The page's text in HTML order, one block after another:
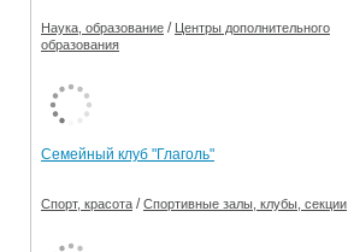
Наука, образование / Центры дополнительного
образования
Семейный клуб "Глаголь"
Спорт, красота /Спортивные залы, клубы, секции